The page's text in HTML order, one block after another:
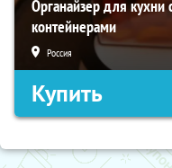
Органайзер для
контейнерами
Россия
Купить